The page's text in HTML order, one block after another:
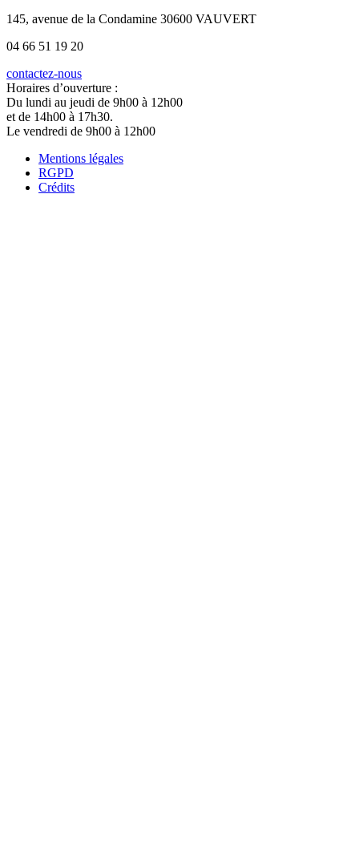
145, avenue de la Condamine 30600 VAUVERT
04 66 51 19 20
contactez-nous
Horaires d’ouverture :
Du lundi au jeudi de 9h00 à 12h00
et de 14h00 à 17h30.
Le vendredi de 9h00 à 12h00
Mentions légales
RGPD
Crédits